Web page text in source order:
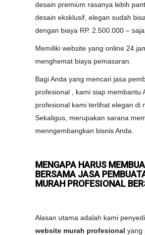
desain premium rasanya lebih
desain eksklusif, elegan sudah
dengan biaya RP. 2.500.000 – saja.
Memiliki website yang online 24
menghemat biaya pemasaran.
Bagi Anda yang mencari jasa
profesional , kami siap membantu
profesional kami terlihat elegan di
Sekaligus, merupakan sarana
menngembangkan bisnis Anda.
MENGAPA HARUS
BERSAMA JASA
MURAH PROFESIONAL
Alasan utama adalah kami
website murah profesional yang